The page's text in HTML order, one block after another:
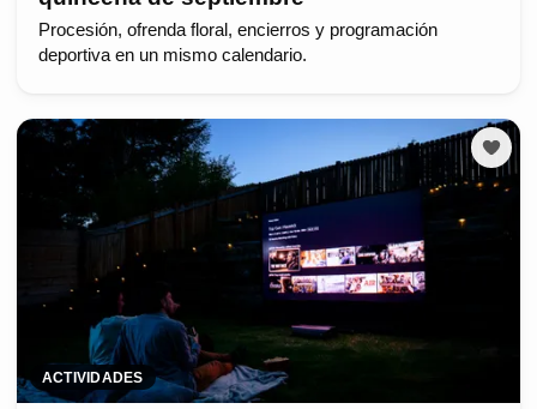
Procesión, ofrenda floral, encierros y programación
deportiva en un mismo calendario.
ACTIVIDADES